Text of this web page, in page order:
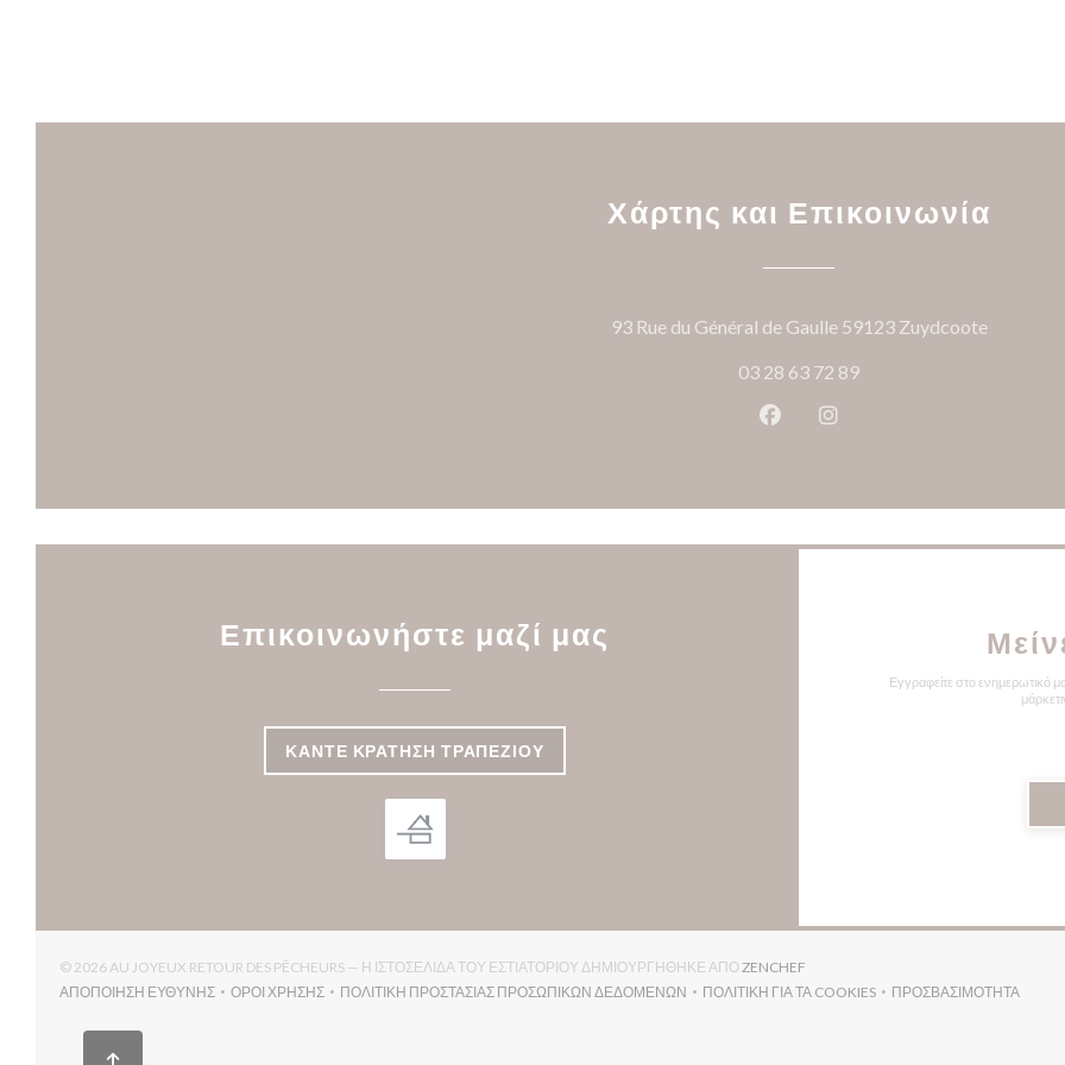
Χάρτης και Επικοινωνία
93 Rue du Général de Gaulle 59123 Zuydcoote
03 28 63 72 89
Facebook ((ανοίγει σε νέο
Instagram ((ανοίγει σε
Επικοινωνήστε μαζί μας
ΚΆΝΤΕ ΚΡΆΤΗΣΗ ΤΡΑΠΕΖΙΟΎ
Εγγραφείτε στο ενημερωτικό
© 2026 AU JOYEUX RETOUR DES PÊCHEURS — Η ΙΣΤΟΣΕΛΊΔΑ ΤΟΥ ΕΣΤΙΑΤΟΡΊΟΥ ΔΗΜΙΟΥΡΓΉΘΗΚΕ ΑΠΌZENCHEF
ΑΠΟΠΟΊΗΣΗ ΕΥΘΎΝΗΣ
((ΑΝΟΊΓΕΙ ΣΕ ΝΈΟ ΠΑΡΆΘΥΡΟ))
ΌΡΟΙ ΧΡΉΣΗΣ
((ΑΝΟΊΓΕΙ ΣΕ ΝΈΟ ΠΑΡΆΘΥΡΟ))
ΠΟΛΙΤΙΚΉ ΠΡΟΣΤΑΣΊΑΣ ΠΡΟΣΩΠΙΚΏΝ ΔΕΔΟΜΈΝΩΝ
((ΑΝΟΊΓΕΙ ΣΕ ΝΈΟ ΠΑΡΆΘΥΡΟ))
ΠΟΛΙΤΙΚΉ ΓΙΑ ΤΑ COOKIES
((ΑΝΟΊΓΕΙ ΣΕ ΝΈΟ ΠΑΡΆΘΥΡΟ))
ΠΡΟΣΒΑΣΙΜΌΤΗΤΑ
((ΑΝΟΊΓΕΙ ΣΕ